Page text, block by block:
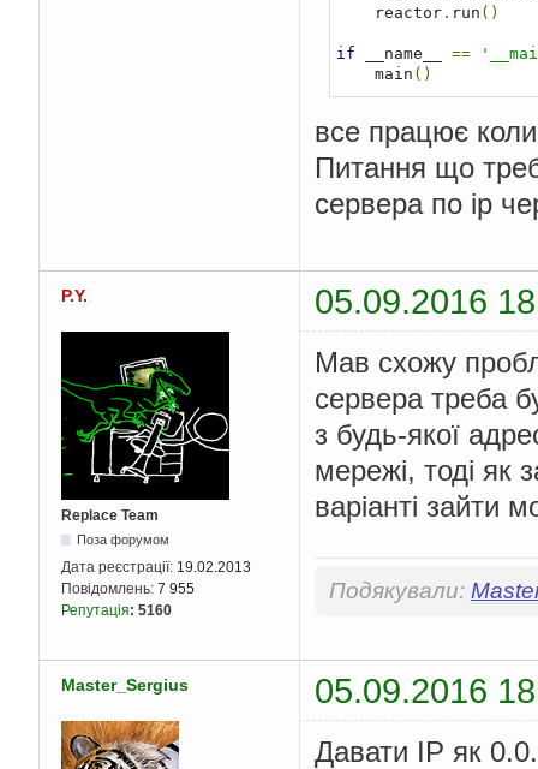
    reactor
. run ()
if __name__ ==
    main
()
все працює
Питання що
сервера по ip
P.Y. 05.09.2016
Replace Team
Поза форумом
Дата реєстрації: 19.02.2013
Повідомлень: 7 955
Репутація: 5160
Мав схожу
сервера треба
з будь-якої
мережі, тоді як
варіанті зайти
Подякували:
Master_Sergius 05.09.2016
Давати IP як